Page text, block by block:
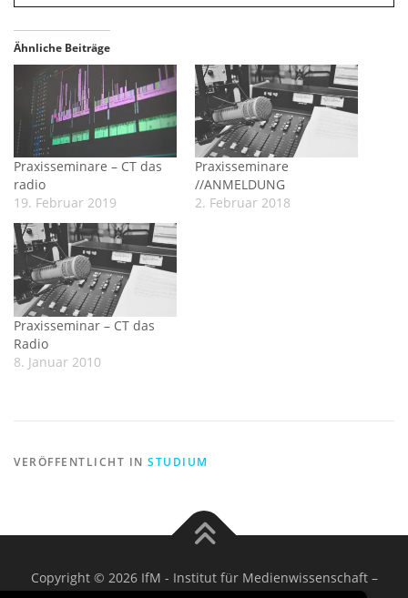
Ähnliche Beiträge
Praxisseminare – CT das
radio
19. Februar 2019
Praxisseminare
//ANMELDUNG
2. Februar 2018
Praxisseminar – CT das
Radio
8. Januar 2010
VERÖFFENTLICHT IN STUDIUM
Copyright © 2026 IfM - Institut für Medienwissenschaft –